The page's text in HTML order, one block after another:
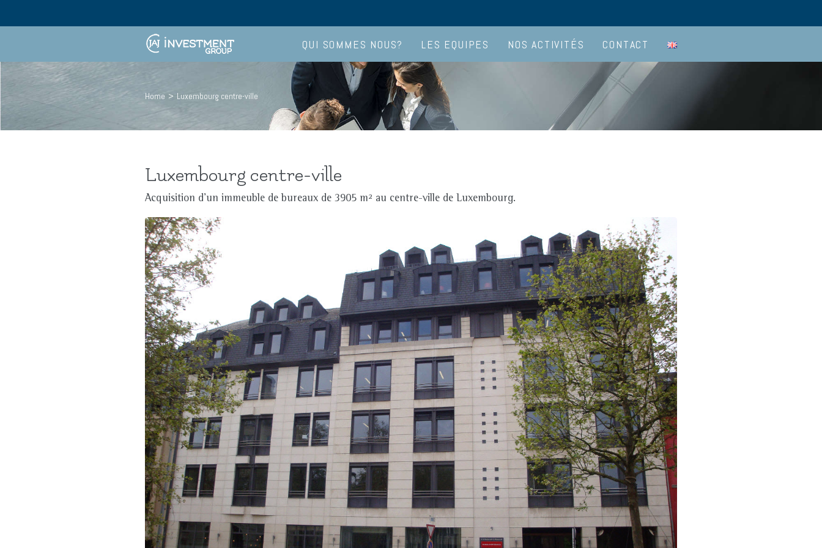
to
QUI SOMMES NOUS? LES EQUIPES NOS ACTIVITÉS CONTACT
Home > Luxembourg centre-ville
Luxembourg centre-ville
Acquisition d’un immeuble de bureaux de 3905 m² au centre-ville de Luxembourg.